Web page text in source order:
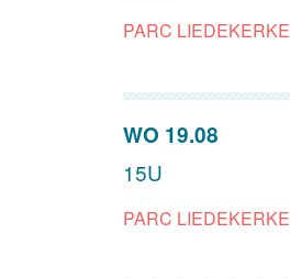
PARC LIEDEKERKE
WO 19.08
15U
PARC LIEDEKERKE